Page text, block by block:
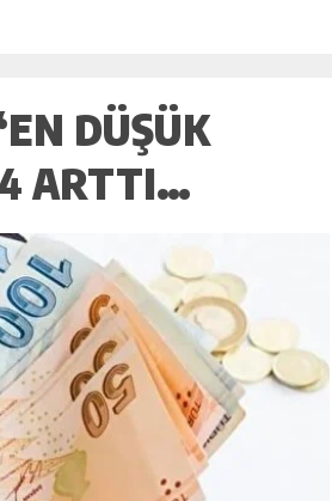
DÜŞÜK
ARTTI…